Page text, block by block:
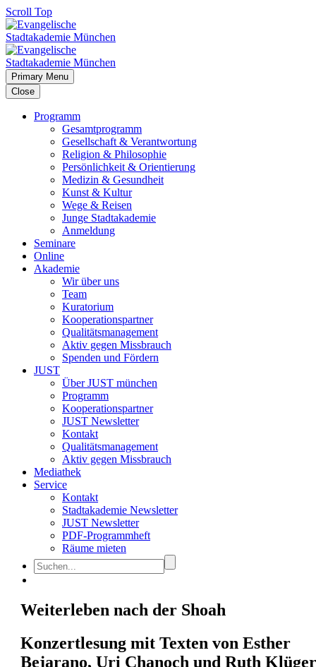
Scroll Top
Primary Menu
Close
Programm
Gesamtprogramm
Gesellschaft & Verantwortung
Religion & Philosophie
Persönlichkeit & Orientierung
Medizin & Gesundheit
Kunst & Kultur
Wege & Reisen
Junge Stadtakademie
Anmeldung
Seminare
Online
Akademie
Wir über uns
Team
Kuratorium
Kooperationspartner
Qualitätsmanagement
Aktiv gegen Missbrauch
Spenden und Fördern
JUST
Über JUST münchen
Programm
Kooperationspartner
JUST Newsletter
Kontakt
Qualitätsmanagement
Aktiv gegen Missbrauch
Mediathek
Service
Kontakt
Stadtakademie Newsletter
JUST Newsletter
PDF-Programmheft
Räume mieten
Weiterleben nach der Shoah
Konzertlesung mit Texten von Esther
Bejarano, Uri Chanoch und Ruth Klüger